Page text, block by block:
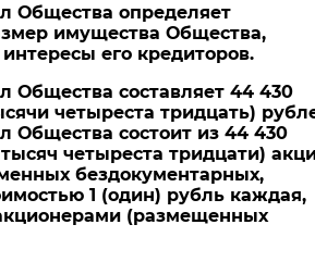
Общества определяет
имущества Общества,
его кредиторов.
Общества составляет 44 430
четыреста тридцать)
Общества состоит из 44 430
четыреста тридцати)
бездокументарных,
1 (один) рубль каждая,
(размещенных